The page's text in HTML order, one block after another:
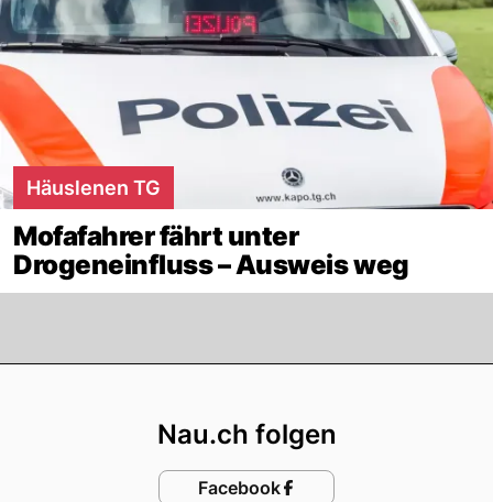
Häuslenen TG
Mofafahrer fährt unter
Drogeneinfluss – Ausweis weg
Nau.ch folgen
Facebook